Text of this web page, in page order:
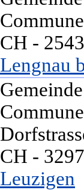
Commune
CH - 2543
Lengnau
Commune
CH - 3297
Leuzigen